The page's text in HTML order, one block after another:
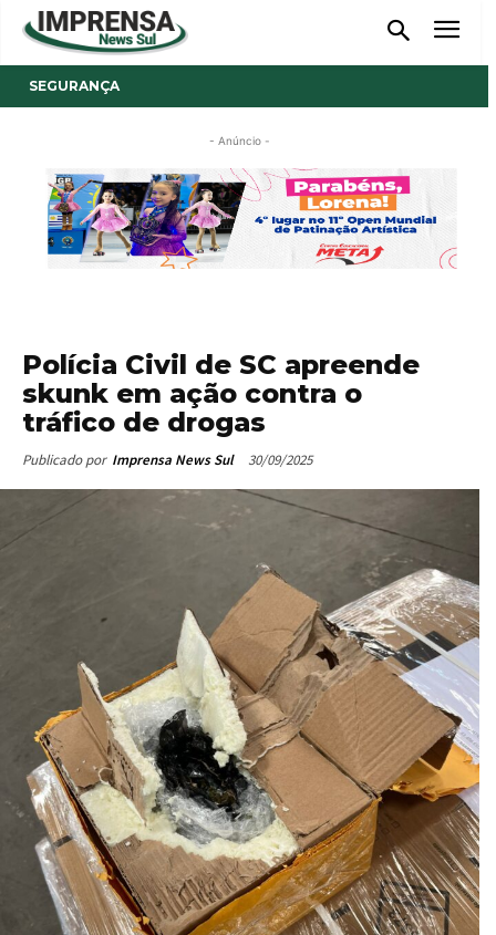
SEGURANÇA
- Anúncio -
Polícia Civil de SC apreende
skunk em ação contra o
tráfico de drogas
Publicado por Imprensa News Sul 30/09/2025